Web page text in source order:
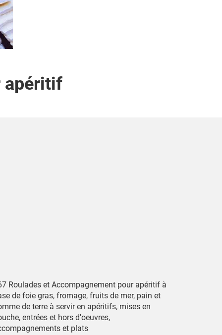
apéritif
Roulades et Accompagnement pour apéritif à
de foie gras, fromage, fruits de mer, pain et
de terre à servir en apéritifs, mises en
entrées et hors d'oeuvres,
et plats